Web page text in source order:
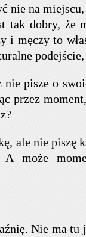
nie na
tak dobry, że
i męczy to
nie pisze o
przez
ale nie piszę
może
Nie ma tu